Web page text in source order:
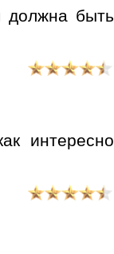
должна быть
интересно